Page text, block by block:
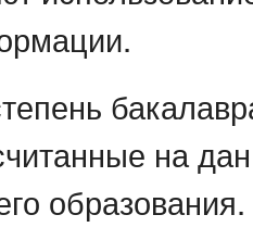
на
образования.